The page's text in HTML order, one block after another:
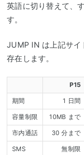
英語に切り替えて、
す。
JUMP IN は上記サイ
存在します。
P15
期間 1 日間
容量制限 10MB まで
市内通話 30 分まで
SMS 無制限